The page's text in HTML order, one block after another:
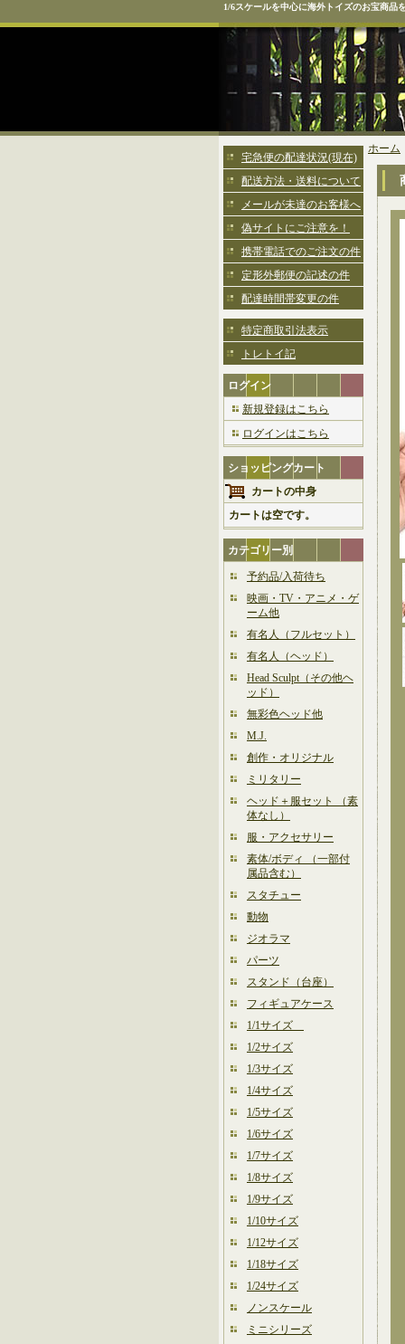
1/6スケールを中心に海外トイズのお宝商品
宅急便の配達状況(現在)
配送方法・送料について
メールが未達のお客様へ
偽サイトにご注意を！
携帯電話でのご注文の件
定形外郵便の記述の件
配達時間帯変更の件
特定商取引法表示
トレトイ記
ログイン
新規登録はこちら
ログインはこちら
ショッピングカート
カートの中身
カートは空です。
カテゴリー別
予約品/入荷待ち
映画・TV・アニメ・ゲ
ーム他
有名人（フルセット）
有名人（ヘッド）
Head Sculpt（その他ヘ
ッド）
無彩色ヘッド他
M.J.
創作・オリジナル
ミリタリー
ヘッド＋服セット （素
体なし）
服・アクセサリー
素体/ボディ （一部付
属品含む）
スタチュー
動物
ジオラマ
パーツ
スタンド（台座）
フィギュアケース
1/1サイズ
1/2サイズ
1/3サイズ
1/4サイズ
1/5サイズ
1/6サイズ
1/7サイズ
1/8サイズ
1/9サイズ
1/10サイズ
1/12サイズ
1/18サイズ
1/24サイズ
ノンスケール
ミニシリーズ
ホーム